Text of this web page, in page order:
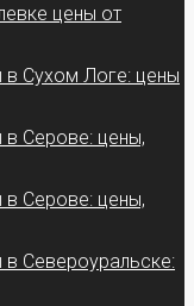
цены от
Сухом Логе: цены
Серове: цены,
Серове: цены,
Североуральске: